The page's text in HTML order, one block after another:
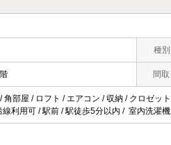
種
間
部屋 / ロフト / エアコン / 収納 / クロゼッ
利用可 / 駅前 / 駅徒歩5分以内 / 室内洗濯